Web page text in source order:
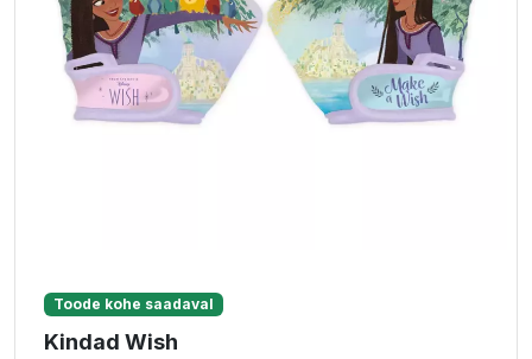
Toode kohe saadaval
Kindad Wish